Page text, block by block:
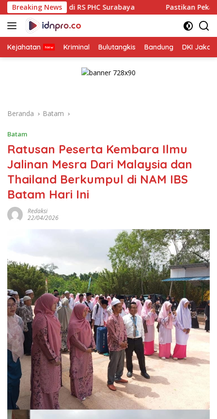
Langsung
ke
konten
Breaking News
PHC Surabaya Pastikan Pekayanan Maksimal,
Kejahatan Kriminal Bulutangkis Bandung DKI
Beranda Batam
Batam
Ratusan Peserta Kembara Ilmu
Jalinan Mesra Dari Malaysia dan
Thailand Berkumpul di NAM IBS
Batam Hari Ini
Redaksi
22/04/2026